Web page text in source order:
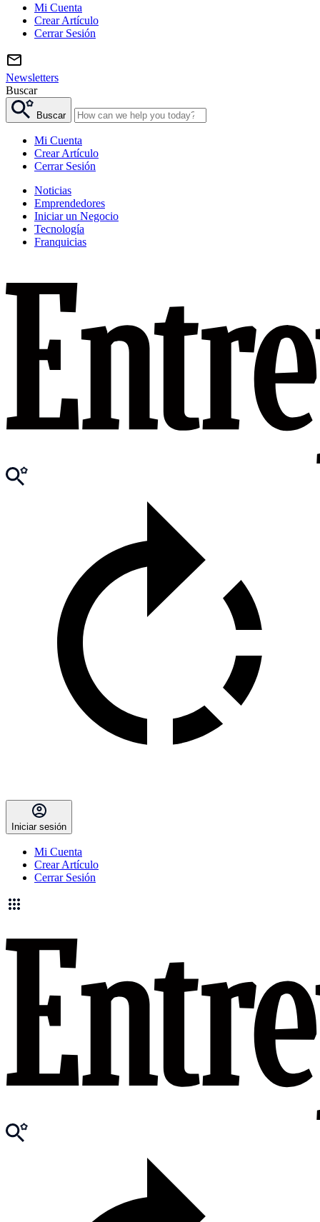
Mi Cuenta
Crear Artículo
Cerrar Sesión
Newsletters
Buscar
Buscar
Mi Cuenta
Crear Artículo
Cerrar Sesión
Noticias
Emprendedores
Iniciar un Negocio
Tecnología
Franquicias
Iniciar sesión
Mi Cuenta
Crear Artículo
Cerrar Sesión